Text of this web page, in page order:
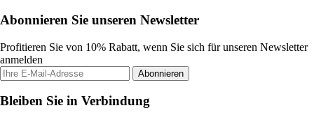
Abonnieren Sie unseren Newsletter
Profitieren Sie von 10% Rabatt, wenn Sie sich für unseren Newsletter
anmelden
Abonnieren
Bleiben Sie in Verbindung